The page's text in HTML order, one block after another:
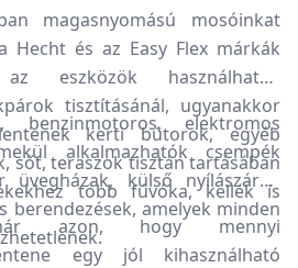
magasnyomású mosóinkat
Hecht és az Easy Flex márkák
eszközök használhatók
tisztításánál, ugyanakkor
kerti bútorok, egyéb
sőt, teraszok tisztán tartásában
több fúvóka, kellék is
benzinmotoros, elektromos
alkalmazhatók csempék
külső nyílászárók
berendezések, amelyek minden
azon, hogy mennyi
egy jól kihasználható